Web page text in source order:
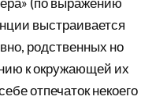
выстраивается
родственных но
к окружающей их
отпечаток некоего